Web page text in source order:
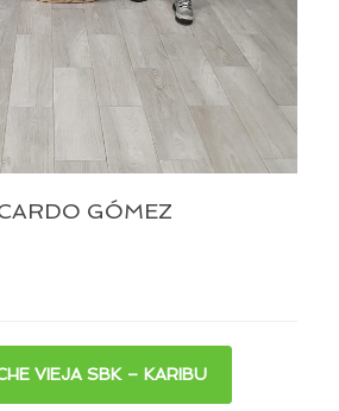
GÓMEZ
VIEJA SBK – KARIBU